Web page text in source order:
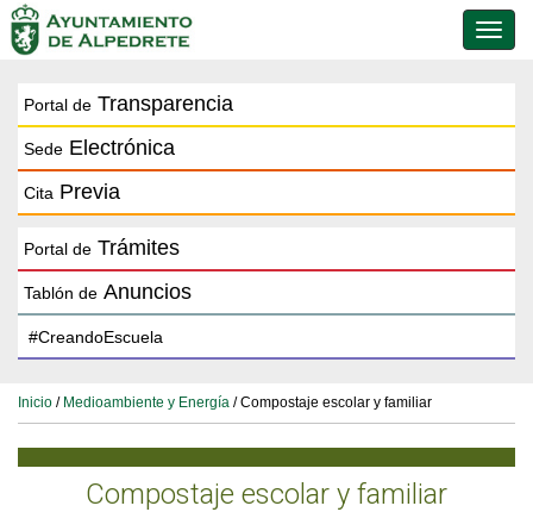
de
Portal de Transparencia
Sede Electrónica
Cita Previa
Portal de Trámites
Tablón de Anuncios
Inicio / Medioambiente y Energía / Compostaje escolar y familiar
Compostaje escolar y familiar